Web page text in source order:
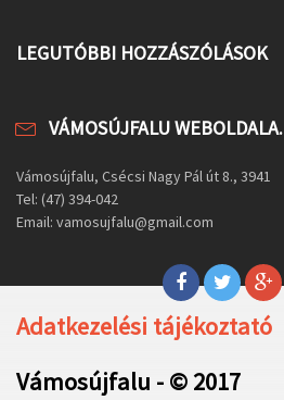
LEGUTÓBBI HOZZÁSZÓLÁSOK
VÁMOSÚJFALU WEBOLDALA.
Vámosújfalu, Csécsi Nagy Pál út 8., 3941
Tel: (47) 394-042
Email: vamosujfalu@gmail.com
Adatkezelési tájékoztató
Vámosújfalu - © 2017